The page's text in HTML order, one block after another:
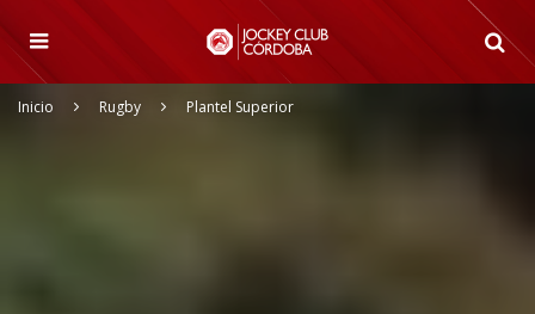
Inicio Rugby Plantel Superior